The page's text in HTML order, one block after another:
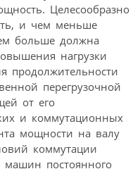
Целесообразно
и чем меньше
больше должна
нагрузки
продолжительности
перегрузочной
от его
и коммутационных
мощности на валу
коммутации
машин постоянного